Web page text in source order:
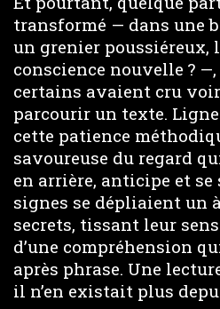
transformé — dans une
un grenier poussiéreux,
conscience nouvelle ?
certains avaient cru
parcourir un texte.
cette patience
savoureuse du regard
en arrière, anticipe et se
signes se dépliaient un
secrets, tissant leur
d’une compréhension
après phrase. Une
il n’en existait plus